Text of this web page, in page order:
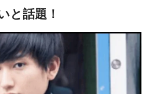
と話題！